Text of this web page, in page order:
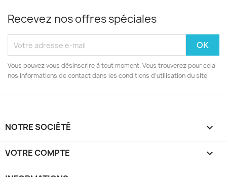
Recevez nos offres spéciales
Vous pouvez vous désinscrire à tout moment. Vous trouverez pour cela
nos informations de contact dans les conditions d'utilisation du site.
NOTRE SOCIÉTÉ 
VOTRE COMPTE 